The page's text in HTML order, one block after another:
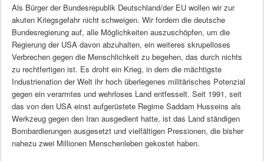
Als Bürger der Bundesrepublik Deutschland/der EU wollen wir zur
akuten Kriegsgefahr nicht schweigen. Wir fordern die deutsche
Bundesregierung auf, alle Möglichkeiten auszuschöpfen, um die
Regierung der USA davon abzuhalten, ein weiteres skrupelloses
Verbrechen gegen die Menschlichkeit zu begehen, das durch nichts
zu rechtfertigen ist. Es droht ein Krieg, in dem die mächtigste
Industrienation der Welt ihr hoch überlegenes militärisches Potenzial
gegen ein verarmtes und wehrloses Land entfesselt. Seit 1991, seit
das von den USA einst aufgerüstete Regime Saddam Husseins als
Werkzeug gegen den Iran ausgedient hatte, ist das Land ständigen
Bombardierungen ausgesetzt und vielfältigen Pressionen, die bisher
nahezu zwei Millionen Menschenleben gekostet haben.